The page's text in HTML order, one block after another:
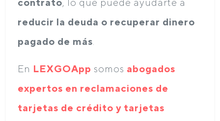
reducir la deuda o recuperar dinero
pagado de más
En LEXGOApp somos abogados
expertos en reclamaciones de
tarjetas de crédito y tarjetas